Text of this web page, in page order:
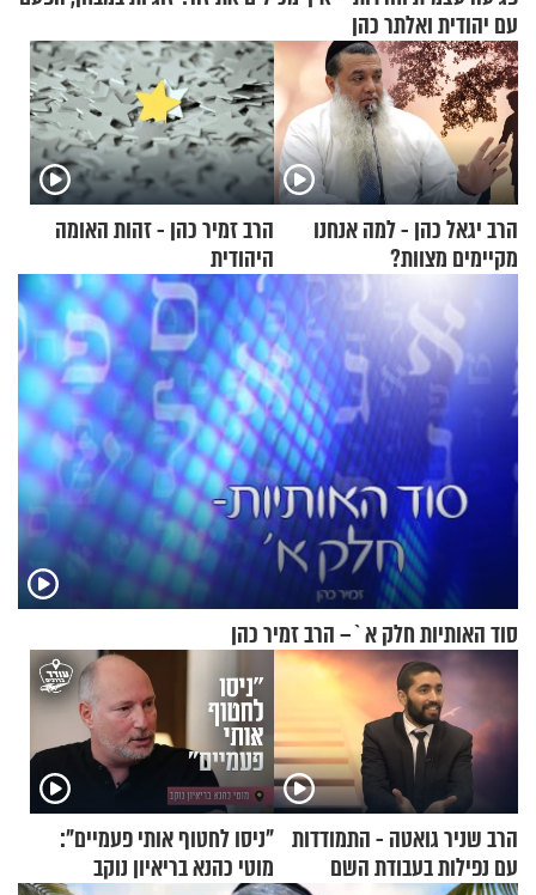
עם יהודית ואלתר כהן
הרב יגאל כהן - למה אנחנו
מקיימים מצוות?
הרב זמיר כהן - זהות האומה
היהודית
סוד האותיות חלק א`– הרב זמיר כהן
הרב שניר גואטה - התמודדות
עם נפילות בעבודת השם
"ניסו לחטוף אותי פעמיים":
מוטי כהנא בריאיון נוקב